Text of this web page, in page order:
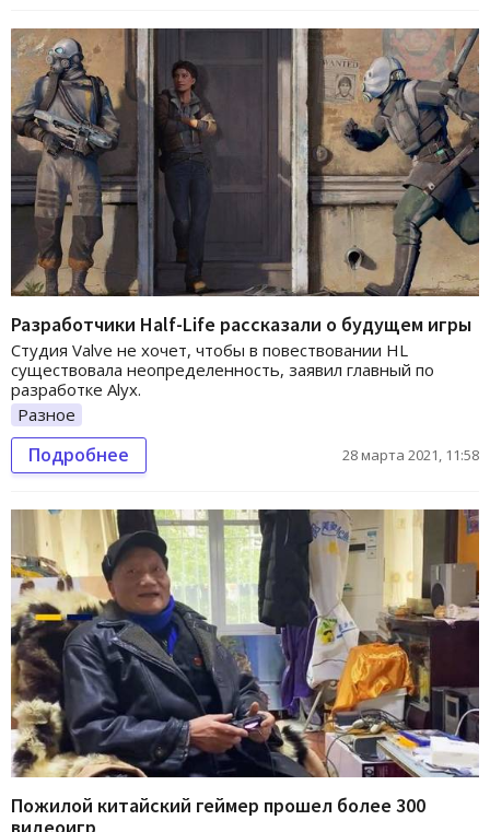
Разработчики Half-Life рассказали о будущем игры
Студия Valve не хочет, чтобы в повествовании HL
существовала неопределенность, заявил главный по
разработке Alyx.
Разное
Подробнее 28 марта 2021, 11:58
Пожилой китайский геймер прошел более 300